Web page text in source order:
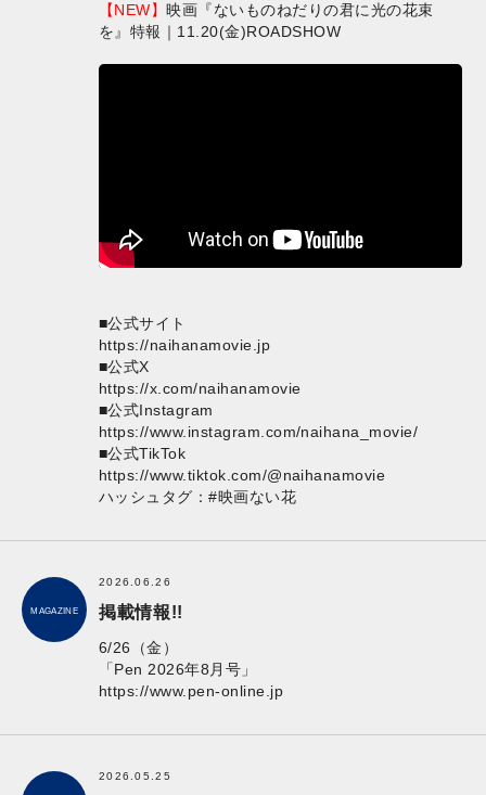
【NEW】映画『ないものねだりの君に光の花束
を』特報｜11.20(金)ROADSHOW
■公式サイト
https://naihanamovie.jp
■公式X
https://x.com/naihanamovie
■公式Instagram
https://www.instagram.com/naihana_movie/
■公式TikTok
https://www.tiktok.com/@naihanamovie
ハッシュタグ：#映画ない花
MAGAZINE
2026.06.26
掲載情報!!
6/26（金）
「Pen 2026年8月号」
https://www.pen-online.jp
2026.05.25